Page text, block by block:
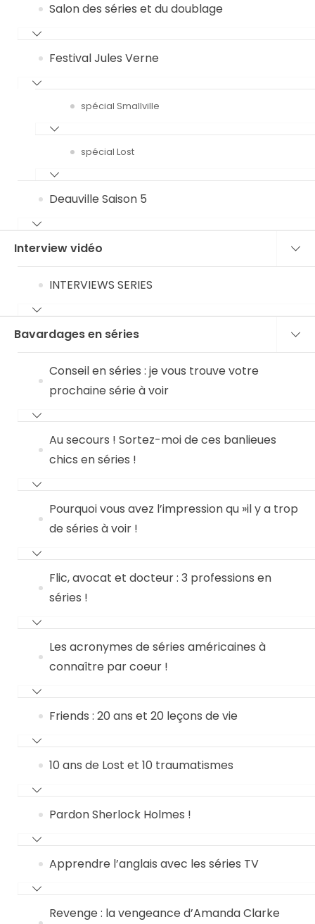
Salon des séries et du doublage
Festival Jules Verne
spécial Smallville
spécial Lost
Deauville Saison 5
Interview vidéo
INTERVIEWS SERIES
Bavardages en séries
Conseil en séries : je vous trouve votre
prochaine série à voir
Au secours ! Sortez-moi de ces banlieues
chics en séries !
Pourquoi vous avez l’impression qu »il y a trop
de séries à voir !
Flic, avocat et docteur : 3 professions en
séries !
Les acronymes de séries américaines à
connaître par coeur !
Friends : 20 ans et 20 leçons de vie
10 ans de Lost et 10 traumatismes
Pardon Sherlock Holmes !
Apprendre l’anglais avec les séries TV
Revenge : la vengeance d’Amanda Clarke